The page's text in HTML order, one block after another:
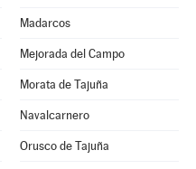
Madarcos
Mejorada del Campo
Morata de Tajuña
Navalcarnero
Orusco de Tajuña